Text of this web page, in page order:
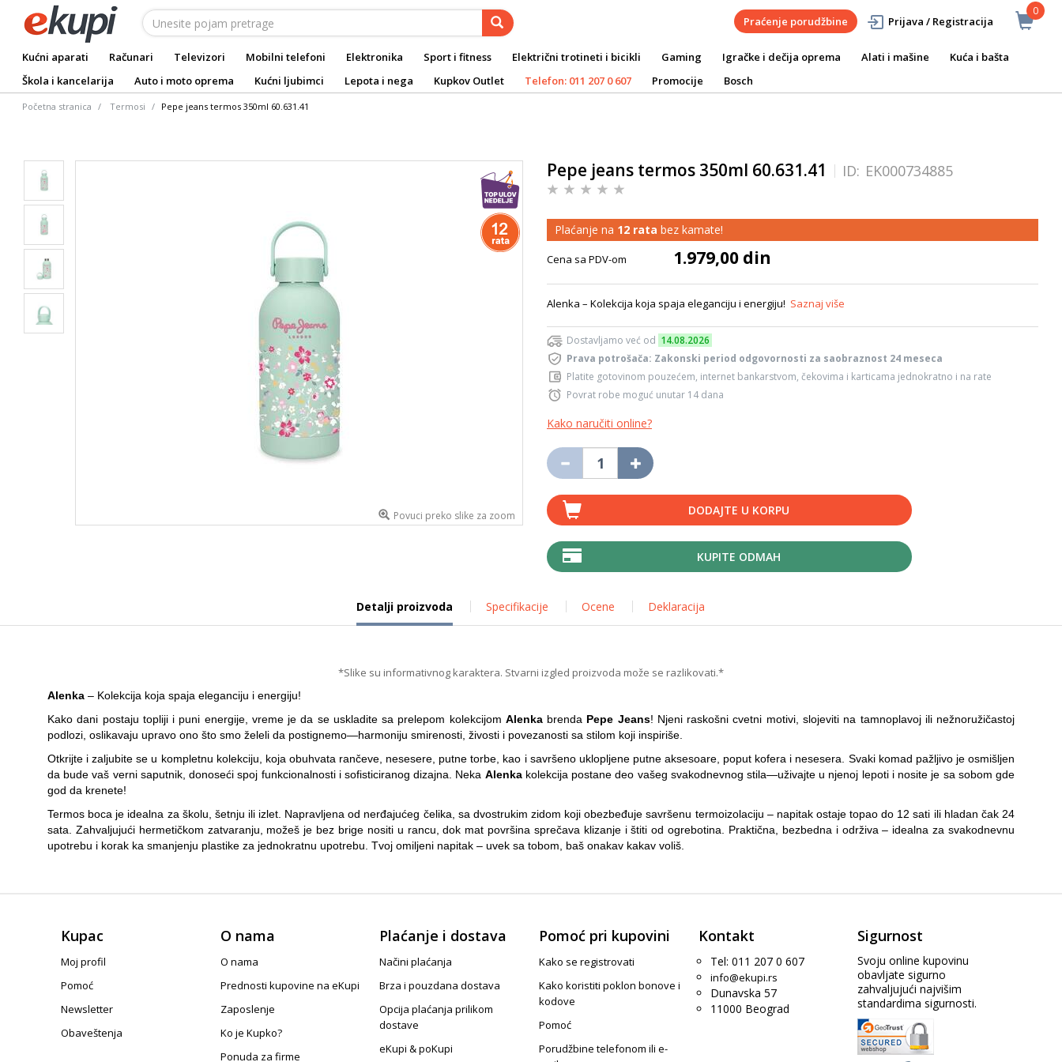
0
Praćenje porudžbine Prijava / Registracija
Kućni aparati Računari Televizori Mobilni telefoni Elektronika Sport i fitness Električni trotineti i bicikli Gaming Igračke i dečija oprema Alati i mašine
Kuća i bašta
Škola i kancelarija
Auto i moto oprema Kućni ljubimci Lepota i nega Kupkov Outlet Telefon: 011 207 0 607 Promocije Bosch
Početna stranica Termosi Pepe jeans termos 350ml 60.631.41
Povuci preko slike za zoom
Pepe jeans termos 350ml 60.631.41 ID: EK000734885
Plaćanje na 12 rata bez kamate!
Cena sa PDV-om 1.979,00 din
Alenka – Kolekcija koja spaja eleganciju i energiju! Saznaj više
Dostavljamo već od 14.08.2026
Prava potrošača: Zakonski period odgovornosti za saobraznost 24 meseca
Platite gotovinom pouzećem, internet bankarstvom, čekovima i karticama jednokratno i na rate
Povrat robe moguć unutar 14 dana
Kako naručiti online?
DODAJTE U KORPU
KUPITE ODMAH
Detalji proizvoda Specifikacije Ocene Deklaracija
*Slike su informativnog karaktera. Stvarni izgled proizvoda može se razlikovati.*
Alenka – Kolekcija koja spaja eleganciju i energiju!
Kako dani postaju topliji i puni energije, vreme je da se uskladite sa prelepom kolekcijom Alenkabrenda Pepe Jeans! Njeni raskošni cvetni motivi, slojeviti na tamnoplavoj ili nežnoružičastoj
podlozi, oslikavaju upravo ono što smo želeli da postignemo—harmoniju smirenosti, živosti i povezanosti sa stilom koji inspiriše.
Otkrijte i zaljubite se u kompletnu kolekciju, koja obuhvata rančeve, nesesere, putne torbe, kao i savršeno uklopljene putne aksesoare, poput kofera i nesesera. Svaki komad pažljivo je osmišljen
da bude vaš verni saputnik, donoseći spoj funkcionalnosti i sofisticiranog dizajna. Neka Alenkakolekcija postane deo vašeg svakodnevnog stila—uživajte u njenoj lepoti i nosite je sa sobom gde
god da krenete!
Termos boca je idealna za školu, šetnju ili izlet. Napravljena od nerđajućeg čelika, sa dvostrukim zidom koji obezbeđuje savršenu termoizolaciju – napitak ostaje topao do 12 sati ili hladan čak 24
sata. Zahvaljujući hermetičkom zatvaranju, možeš je bez brige nositi u rancu, dok mat površina sprečava klizanje i štiti od ogrebotina. Praktična, bezbedna i održiva – idealna za svakodnevnu
upotrebu i korak ka smanjenju plastike za jednokratnu upotrebu. Tvoj omiljeni napitak – uvek sa tobom, baš onakav kakav voliš.
Kupac
Moj profil
Pomoć
Newsletter
Obaveštenja
O nama
O nama
Prednosti kupovine na eKupi
Zaposlenje
Ko je Kupko?
Ponuda za firme
Plaćanje i dostava
Načini plaćanja
Brza i pouzdana dostava
Opcija plaćanja prilikom
dostave
eKupi & poKupi
Pomoć pri kupovini
Kako se registrovati
Kako koristiti poklon bonove i
kodove
Pomoć
Porudžbine telefonom ili e-
Kontakt
Tel: 011 207 0 607
info@ekupi.rs
Dunavska 57
11000 Beograd
Sigurnost
Svoju online kupovinu
obavljate sigurno
zahvaljujući najvišim
standardima sigurnosti.